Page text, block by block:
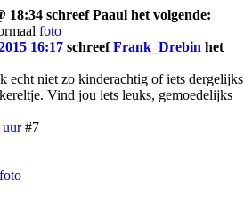
18:34 schreef Paaul het volgende:
foto
16:17 schreefFrank_Drebin het
echt niet zo kinderachtig of iets dergelijks
Vind jou iets leuks, gemoedelijks
uur #7
foto